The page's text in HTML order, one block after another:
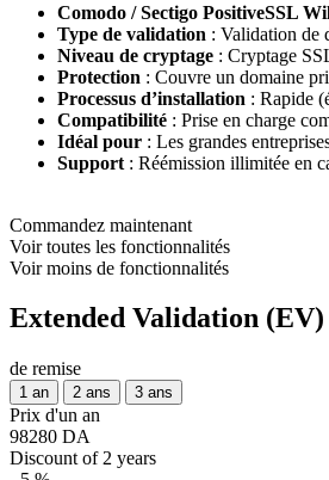
Comodo / Sectigo PositiveSSL
Type de validation : Validation de
Niveau de cryptage : Cryptage
Protection : Couvre un domaine
Processus d’installation : Rapide
Compatibilité : Prise en charge
Idéal pour : Les grandes
Support : Réémission illimitée en
Commandez maintenant
Voir toutes les fonctionnalités
Voir moins de fonctionnalités
Extended Validation (EV)
de remise
1 an 2 ans 3 ans
Prix d'un an
98280 DA
Discount of 2 years